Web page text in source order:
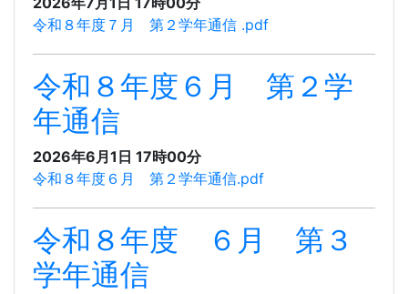
令和８年度７月 第２学年通信 .pdf
令和８年度６月 第２学
年通信
2026年6月1日 17時00分
令和８年度６月 第２学年通信.pdf
令和８年度 ６月 第３
学年通信